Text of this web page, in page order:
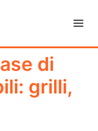
di
grilli,